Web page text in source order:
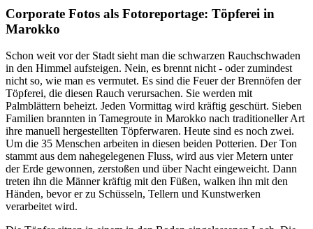
Corporate Fotos als Fotoreportage: Töpferei in
Marokko
Schon weit vor der Stadt sieht man die schwarzen Rauchschwaden
in den Himmel aufsteigen. Nein, es brennt nicht - oder zumindest
nicht so, wie man es vermutet. Es sind die Feuer der Brennöfen der
Töpferei, die diesen Rauch verursachen. Sie werden mit
Palmblättern beheizt. Jeden Vormittag wird kräftig geschürt. Sieben
Familien brannten in Tamegroute in Marokko nach traditioneller Art
ihre manuell hergestellten Töpferwaren. Heute sind es noch zwei.
Um die 35 Menschen arbeiten in diesen beiden Potterien. Der Ton
stammt aus dem nahegelegenen Fluss, wird aus vier Metern unter
der Erde gewonnen, zerstoßen und über Nacht eingeweicht. Dann
treten ihn die Männer kräftig mit den Füßen, walken ihn mit den
Händen, bevor er zu Schüsseln, Tellern und Kunstwerken
verarbeitet wird.